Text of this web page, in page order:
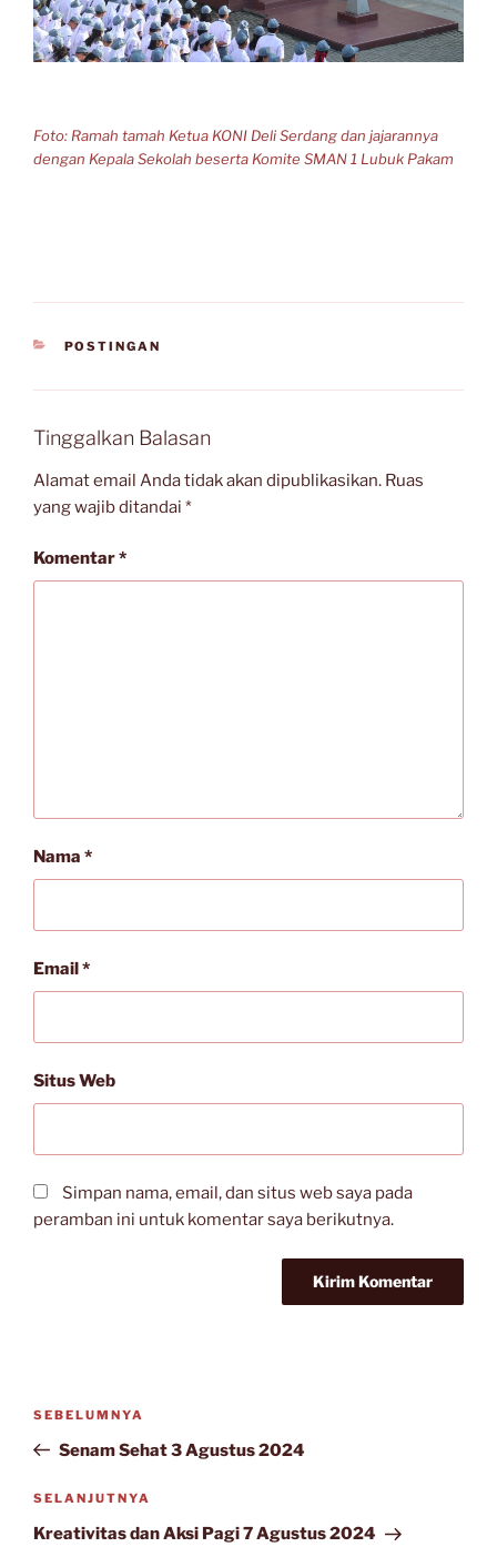
Foto: Ramah tamah Ketua KONI Deli Serdang dan jajarannya
dengan Kepala Sekolah beserta Komite SMAN 1 Lubuk Pakam
KATEGORI
POSTINGAN
Tinggalkan Balasan
Alamat email Anda tidak akan dipublikasikan. Ruas
yang wajib ditandai *
Komentar*
Nama *
Email *
Situs Web
Simpan nama, email, dan situs web saya pada
peramban ini untuk komentar saya berikutnya.
Navigasi
Pos
Sebelumnya
SEBELUMNYA
Senam Sehat 3 Agustus 2024
Pos
Selanjutnya
SELANJUTNYA
Kreativitas dan Aksi Pagi 7 Agustus 2024